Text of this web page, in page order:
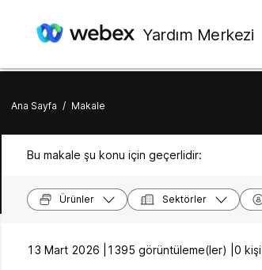
Yardım Merkezi
Ana Sayfa / Makale
Bu makale şu konu için geçerlidir:
Ürünler Sektörler
13 Mart 2026 | 1395 görüntüleme(ler) | 0